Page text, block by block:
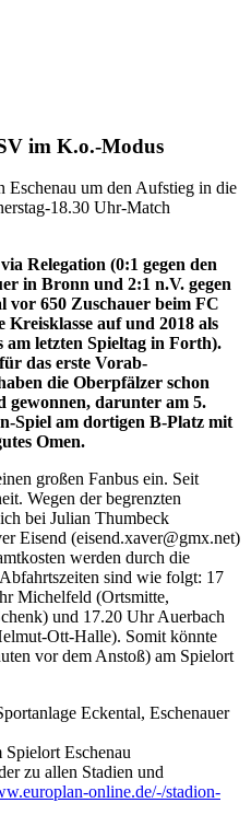
im K.o.-Modus
um den Aufstieg in die
18.30 Uhr-Match
Relegation (0:1 gegen den
in Bronn und 2:1 n.V. gegen
vor 650 Zuschauer beim FC
Kreisklasse auf und 2018 als
letzten Spieltag in Forth).
das erste Vorab-
die Oberpfälzer schon
gewonnen, darunter am 5.
Spiel am dortigen B-Platz mit
Omen.
großen Fanbus ein. Seit
Wegen der begrenzten
bei Julian Thumbeck
Eisend (eisend.xaver@gmx.net)
werden durch die
sind wie folgt: 17
Michelfeld (Ortsmitte,
und 17.20 Uhr Auerbach
Ott-Halle). Somit könnte
vor dem Anstoß) am Spielort
Eckental, Eschenauer
Eschenau
zu allen Stadien und
online.de/-/stadion-